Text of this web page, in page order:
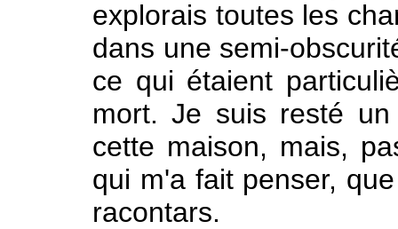
explorais toutes les
dans une semi-
ce qui étaient
mort. Je suis resté
cette maison, mais,
qui m'a fait penser,
racontars.